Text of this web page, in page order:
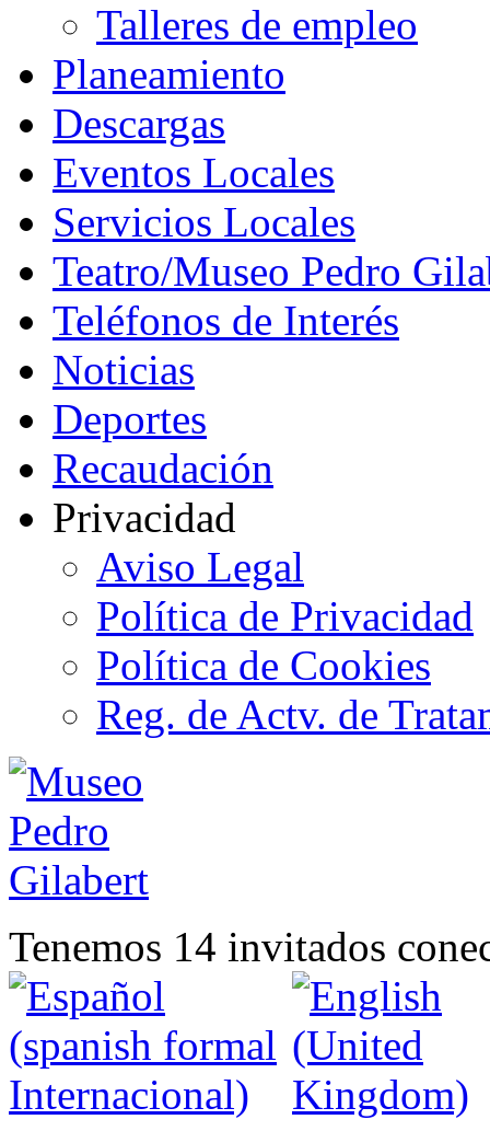
Talleres de empleo
Planeamiento
Descargas
Eventos Locales
Servicios Locales
Teatro/Museo Pedro
Teléfonos de Interés
Noticias
Deportes
Recaudación
Privacidad
Aviso Legal
Política de Privacidad
Política de Cookies
Reg. de Actv. de
Tenemos 14 invitados